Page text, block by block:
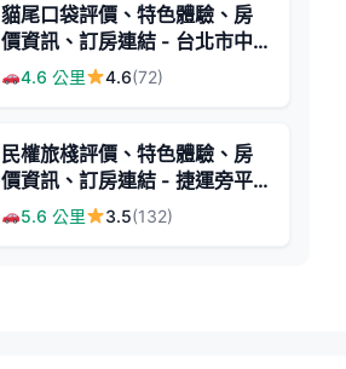
貓尾口袋評價、特色體驗、房
價資訊、訂房連結 - 台北市中
心高CP值住宿
4.6 公里 4.6(72)
民權旅棧評價、特色體驗、房
價資訊、訂房連結 - 捷運旁平
價住宿
5.6 公里 3.5(132)